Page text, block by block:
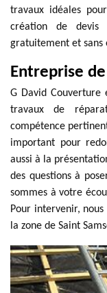
travaux idéales
création de
gratuitement et sans
Entreprise
G David Couverture
travaux de
compétence
important pour
aussi à la
des questions à
sommes à votre
Pour intervenir,
la zone de Saint